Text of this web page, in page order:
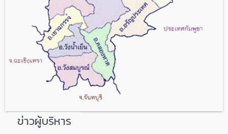
ข่าวผู้บริหาร